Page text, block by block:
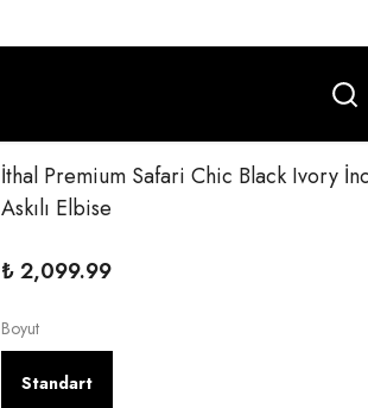
İthal Premium Safari Chic Black Ivory
Askılı Elbise
₺ 2,099.99
Boyut
Standart